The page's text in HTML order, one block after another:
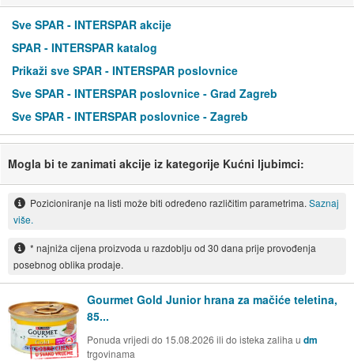
Sve SPAR - INTERSPAR akcije
SPAR - INTERSPAR katalog
Prikaži sve SPAR - INTERSPAR poslovnice
Sve SPAR - INTERSPAR poslovnice - Grad Zagreb
Sve SPAR - INTERSPAR poslovnice - Zagreb
Mogla bi te zanimati akcije iz kategorije Kućni ljubimci:
Pozicioniranje na listi može biti određeno različitim parametrima. Saznaj
više.
* najniža cijena proizvoda u razdoblju od 30 dana prije provođenja
posebnog oblika prodaje.
Gourmet Gold Junior hrana za mačiće teletina,
85...
Ponuda vrijedi do 15.08.2026 ili do isteka zaliha u dm
trgovinama